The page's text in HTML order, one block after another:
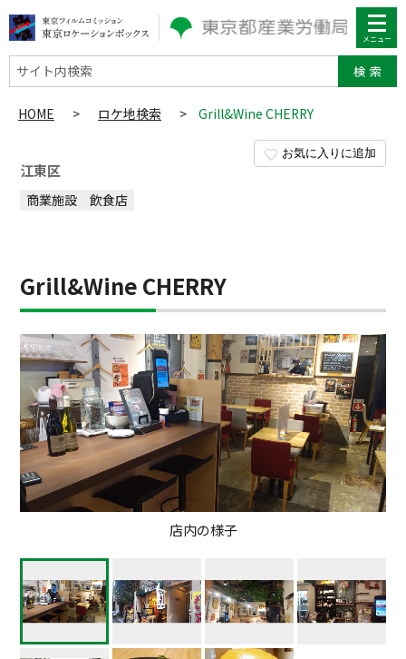
サイト内検索
HOME > ロケ地検索 > Grill&Wine CHERRY
お気に入りに追加
江東区
商業施設 飲食店
Grill&Wine CHERRY
店内の様子